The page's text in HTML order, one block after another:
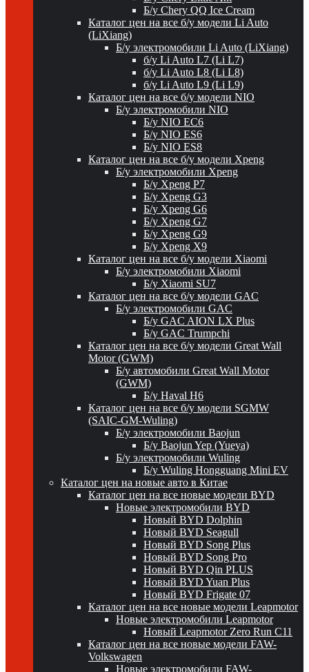
Б/у Chery QQ Ice Cream
Каталог цен на все б/у модели Li Auto
(LiXiang)
Б/у электромобили Li Auto (LiXiang)
б/у Li Auto L7 (Li L7)
б/у Li Auto L8 (Li L8)
б/у Li Auto L9 (Li L9)
Каталог цен на все б/у модели NIO
Б/у электромобили NIO
Б/у NIO EC6
Б/у NIO ES6
Б/у NIO ES8
Каталог цен на все б/у модели Xpeng
Б/у электромобили Xpeng
Б/у Xpeng P7
Б/у Xpeng G3
Б/у Xpeng G6
Б/у Xpeng G7
Б/у Xpeng G9
Б/у Xpeng X9
Каталог цен на все б/у модели Xiaomi
Б/у электромобили Xiaomi
Б/у Xiaomi SU7
Каталог цен на все б/у модели GAC
Б/у электромобили GAC
Б/у GAC AION LX Plus
Б/у GAC Trumpchi
Каталог цен на все б/у модели Great Wall
Motor (GWM)
Б/у автомобили Great Wall Motor
(GWM)
Б/у Haval H6
Каталог цен на все б/у модели SGMW
(SAIC-GM-Wuling)
Б/у электромобили Baojun
Б/у Baojun Yep (Yueya)
Б/у электромобили Wuling
Б/у Wuling Hongguang Mini EV
Каталог цен на новые авто в Китае
Каталог цен на все новые модели BYD
Новые электромобили BYD
Новый BYD Dolphin
Новый BYD Seagull
Новый BYD Song Plus
Новый BYD Song Pro
Новый BYD Qin PLUS
Новый BYD Yuan Plus
Новый BYD Frigate 07
Каталог цен на все новые модели Leapmotor
Новые электромобили Leapmotor
Новый Leapmotor Zero Run C11
Каталог цен на все новые модели FAW-
Volkswagen
Новые электромобили FAW-